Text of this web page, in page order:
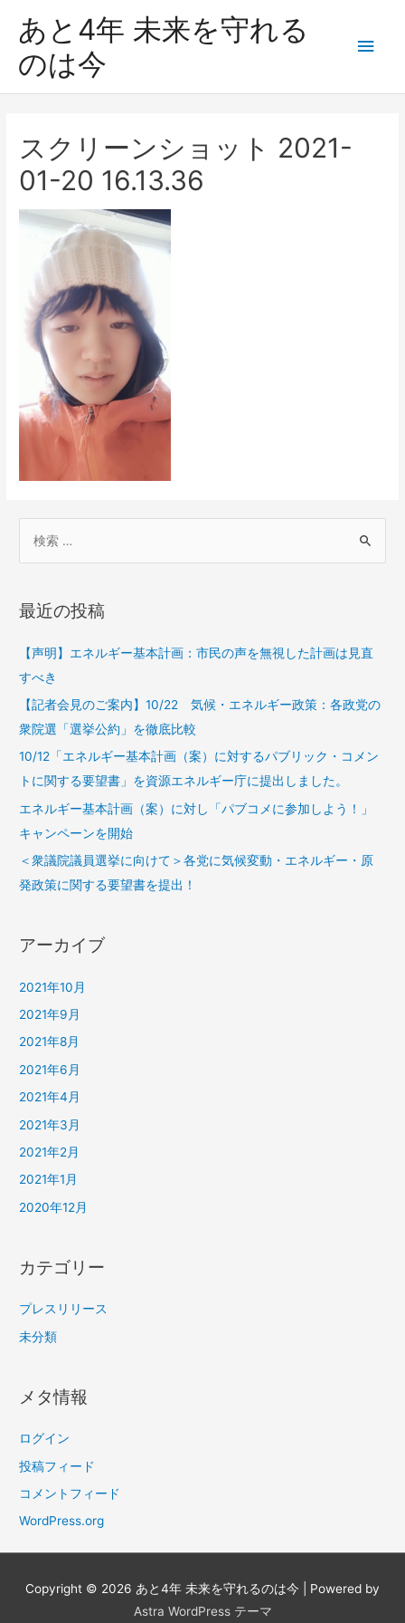
あと4年 未来を守れる
のは今
スクリーンショット 2021-
01-20 16.13.36
最近の投稿
【声明】エネルギー基本計画：市民の声を無視した計画は見直
すべき
【記者会見のご案内】10/22 気候・エネルギー政策：各政党の
衆院選「選挙公約」を徹底比較
10/12「エネルギー基本計画（案）に対するパブリック・コメン
トに関する要望書」を資源エネルギー庁に提出しました。
エネルギー基本計画（案）に対し「パブコメに参加しよう！」
キャンペーンを開始
＜衆議院議員選挙に向けて＞各党に気候変動・エネルギー・原
発政策に関する要望書を提出！
アーカイブ
2021年10月
2021年9月
2021年8月
2021年6月
2021年4月
2021年3月
2021年2月
2021年1月
2020年12月
カテゴリー
プレスリリース
未分類
メタ情報
ログイン
投稿フィード
コメントフィード
WordPress.org
Copyright © 2026 あと4年 未来を守れるのは今 | Powered by
Astra WordPress テーマ